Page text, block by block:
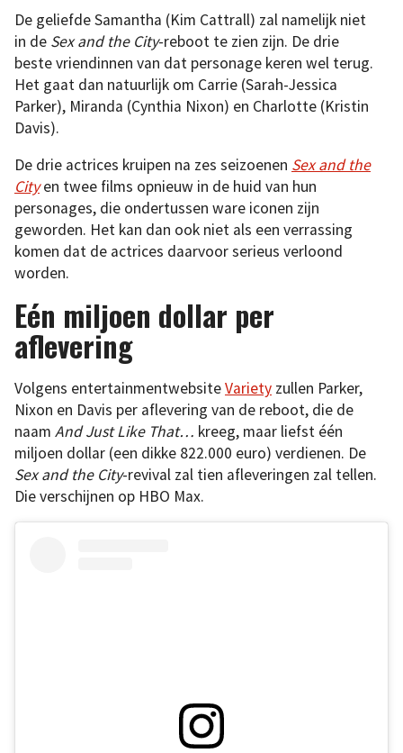
De geliefde Samantha (Kim Cattrall) zal namelijk niet
in de Sex and the City-reboot te zien zijn. De drie
beste vriendinnen van dat personage keren wel terug.
Het gaat dan natuurlijk om Carrie (Sarah-Jessica
Parker), Miranda (Cynthia Nixon) en Charlotte (Kristin
Davis).
De drie actrices kruipen na zes seizoenen Sex and the
Cityen twee films opnieuw in de huid van hun
personages, die ondertussen ware iconen zijn
geworden. Het kan dan ook niet als een verrassing
komen dat de actrices daarvoor serieus verloond
worden.
Eén miljoen dollar per
aflevering
Volgens entertainmentwebsiteVariety zullen Parker,
Nixon en Davis per aflevering van de reboot, die de
naam And Just Like That… kreeg, maar liefst één
miljoen dollar (een dikke 822.000 euro) verdienen. De
Sex and the City-revival zal tien afleveringen zal tellen.
Die verschijnen op HBO Max.